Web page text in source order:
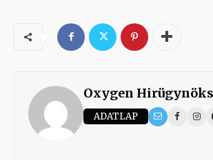
Oxygen
ADATLAP